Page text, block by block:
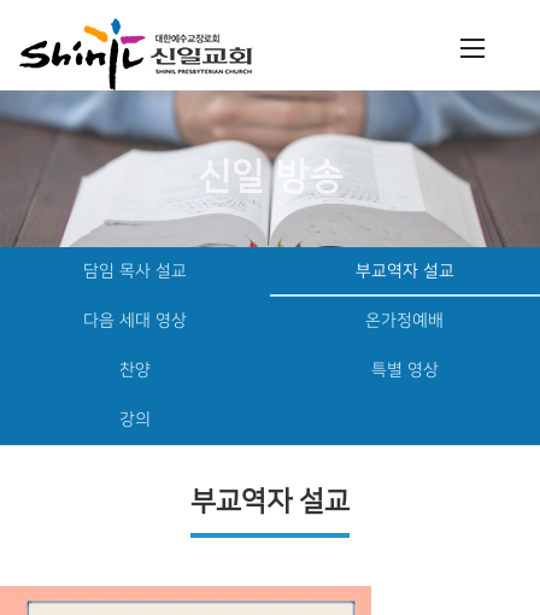
신일 방송
담임 목사 설교 부교역자 설교
다음 세대 영상 온가정예배
찬양 특별 영상
강의
부교역자 설교